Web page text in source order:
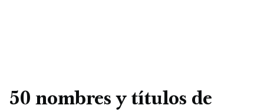
50 nombres y títulos de